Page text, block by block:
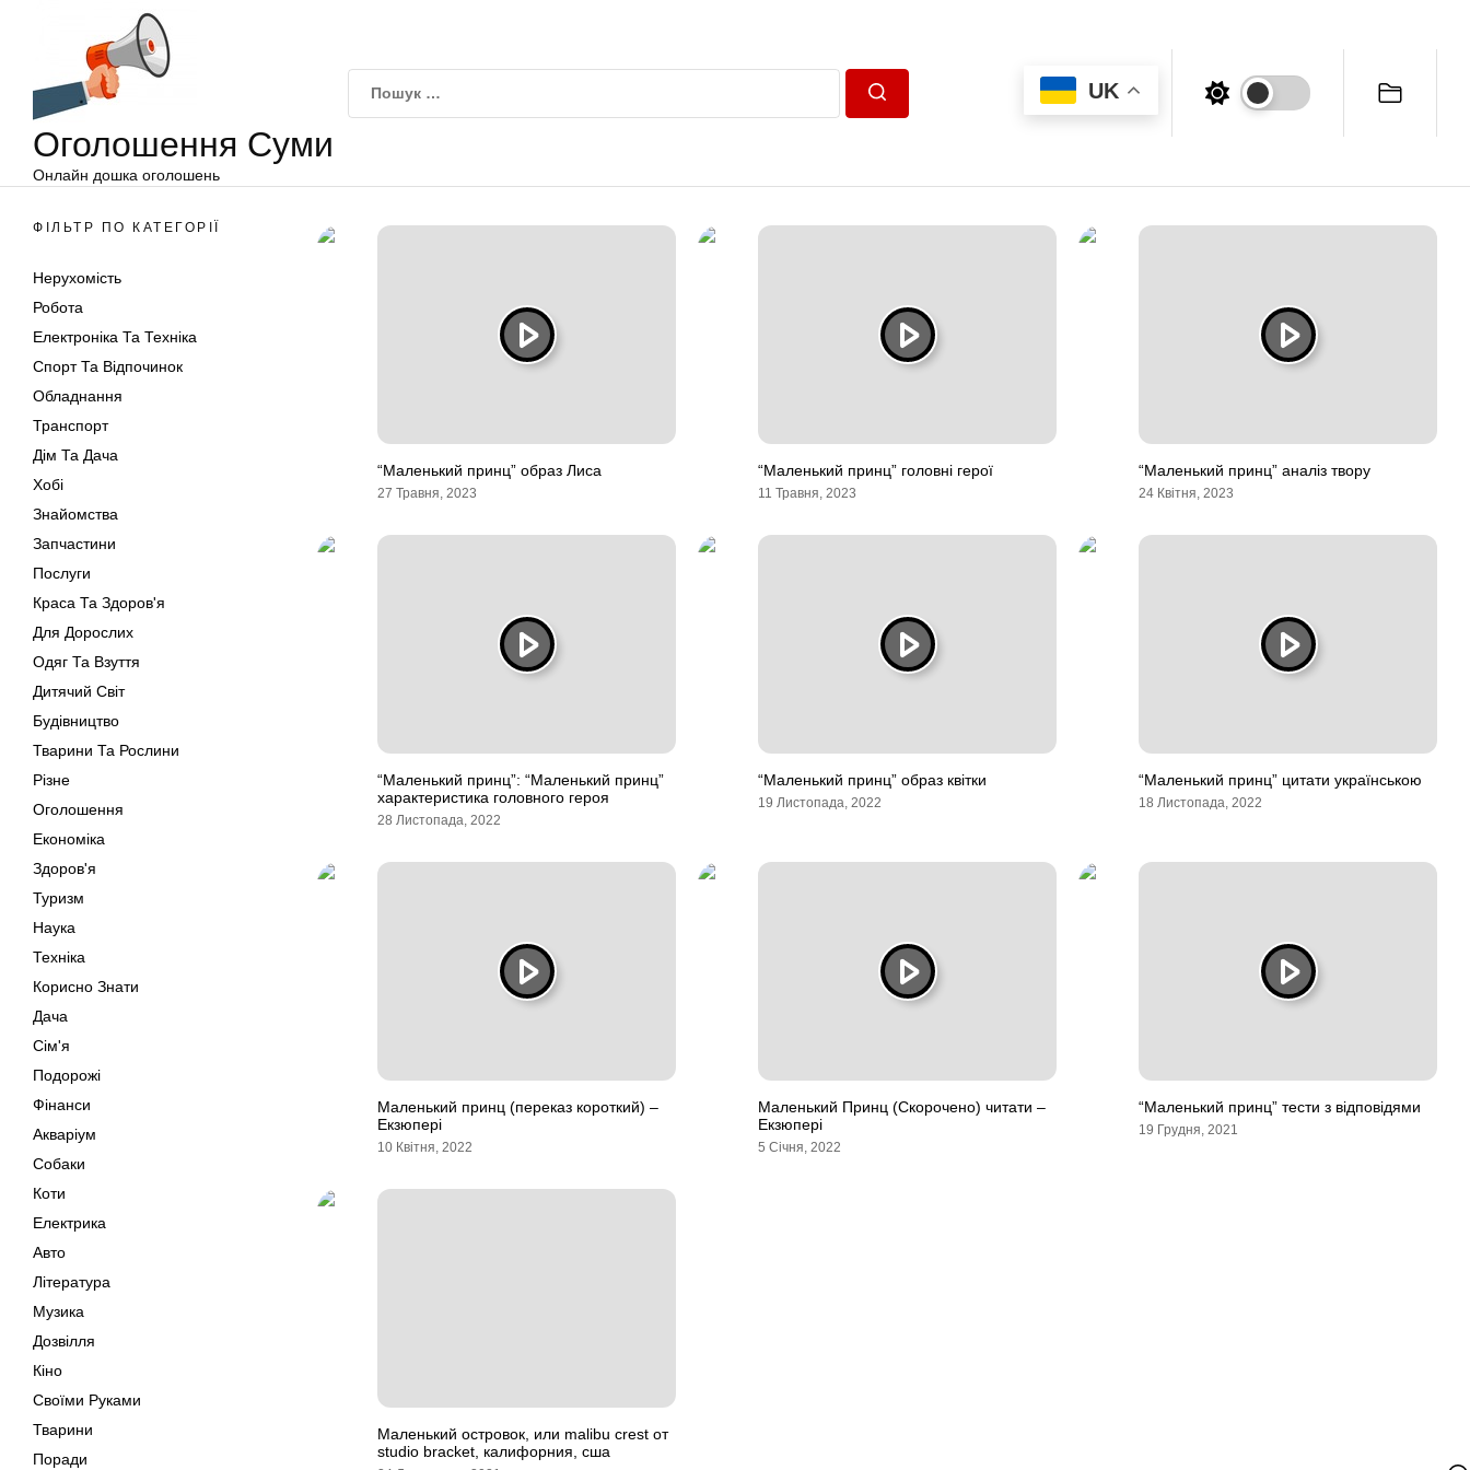
Оголошення Суми
Онлайн дошка оголошень
UK
ФІЛЬТР ПО КАТЕГОРІЇ
Нерухомість
Робота
Електроніка Та Техніка
Спорт Та Відпочинок
Обладнання
Транспорт
Дім Та Дача
Хобі
Знайомства
Запчастини
Послуги
Краса Та Здоров'я
Для Дорослих
Одяг Та Взуття
Дитячий Світ
Будівництво
Тварини Та Рослини
Різне
Оголошення
Економіка
Здоров'я
Туризм
Наука
Техніка
Корисно Знати
Дача
Сім'я
Подорожі
Фінанси
Акваріум
Собаки
Коти
Електрика
Авто
Література
Музика
Дозвілля
Кіно
Своїми Руками
Тварини
Поради
“Маленький принц” образ Лиса
27 Травня, 2023
“Маленький принц” головні герої
11 Травня, 2023
“Маленький принц” аналіз твору
24 Квітня, 2023
“Маленький принц”: “Маленький принц”
характеристика головного героя
28 Листопада, 2022
“Маленький принц” образ квітки
19 Листопада, 2022
“Маленький принц” цитати українською
18 Листопада, 2022
Маленький принц (переказ короткий) –
Екзюпері
10 Квітня, 2022
Маленький Принц (Скорочено) читати –
Екзюпері
5 Січня, 2022
“Маленький принц” тести з відповідями
19 Грудня, 2021
Маленький островок, или malibu crest от
studio bracket, калифорния, сша